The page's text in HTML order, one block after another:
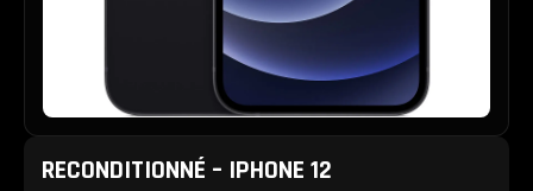
RECONDITIONNÉ – IPHONE 12